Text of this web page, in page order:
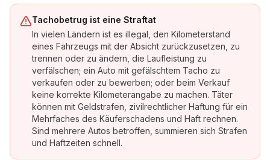
Tachobetrug ist eine Straftat
In vielen Ländern ist es illegal, den Kilometerstand
eines Fahrzeugs mit der Absicht zurückzusetzen, zu
trennen oder zu ändern, die Laufleistung zu
verfälschen; ein Auto mit gefälschtem Tacho zu
verkaufen oder zu bewerben; oder beim Verkauf
keine korrekte Kilometerangabe zu machen. Täter
können mit Geldstrafen, zivilrechtlicher Haftung für ein
Mehrfaches des Käuferschadens und Haft rechnen.
Sind mehrere Autos betroffen, summieren sich Strafen
und Haftzeiten schnell.